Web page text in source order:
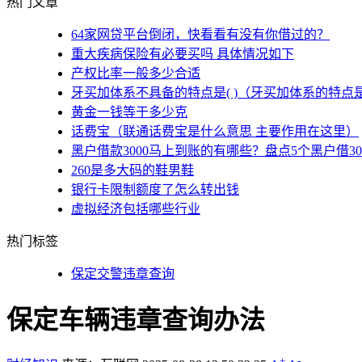
64家网贷平台倒闭，快看看有没有你借过的？
重大疾病保险有必要买吗 具体情况如下
产权比率一般多少合适
牙买加体系不具备的特点是( )（牙买加体系的特点
黄金一钱等于多少克
话费宝（联通话费宝是什么意思 主要作用在这里）
黑户借款3000马上到账的有哪些？盘点5个黑户借
260是多大码的鞋男鞋
银行卡限制额度了怎么转出钱
虚拟经济包括哪些行业
热门标签
保定交警违章查询
保定车辆违章查询办法